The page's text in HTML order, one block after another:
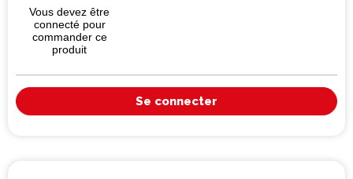
Vous devez être
connecté pour
commander ce
produit
Se connecter